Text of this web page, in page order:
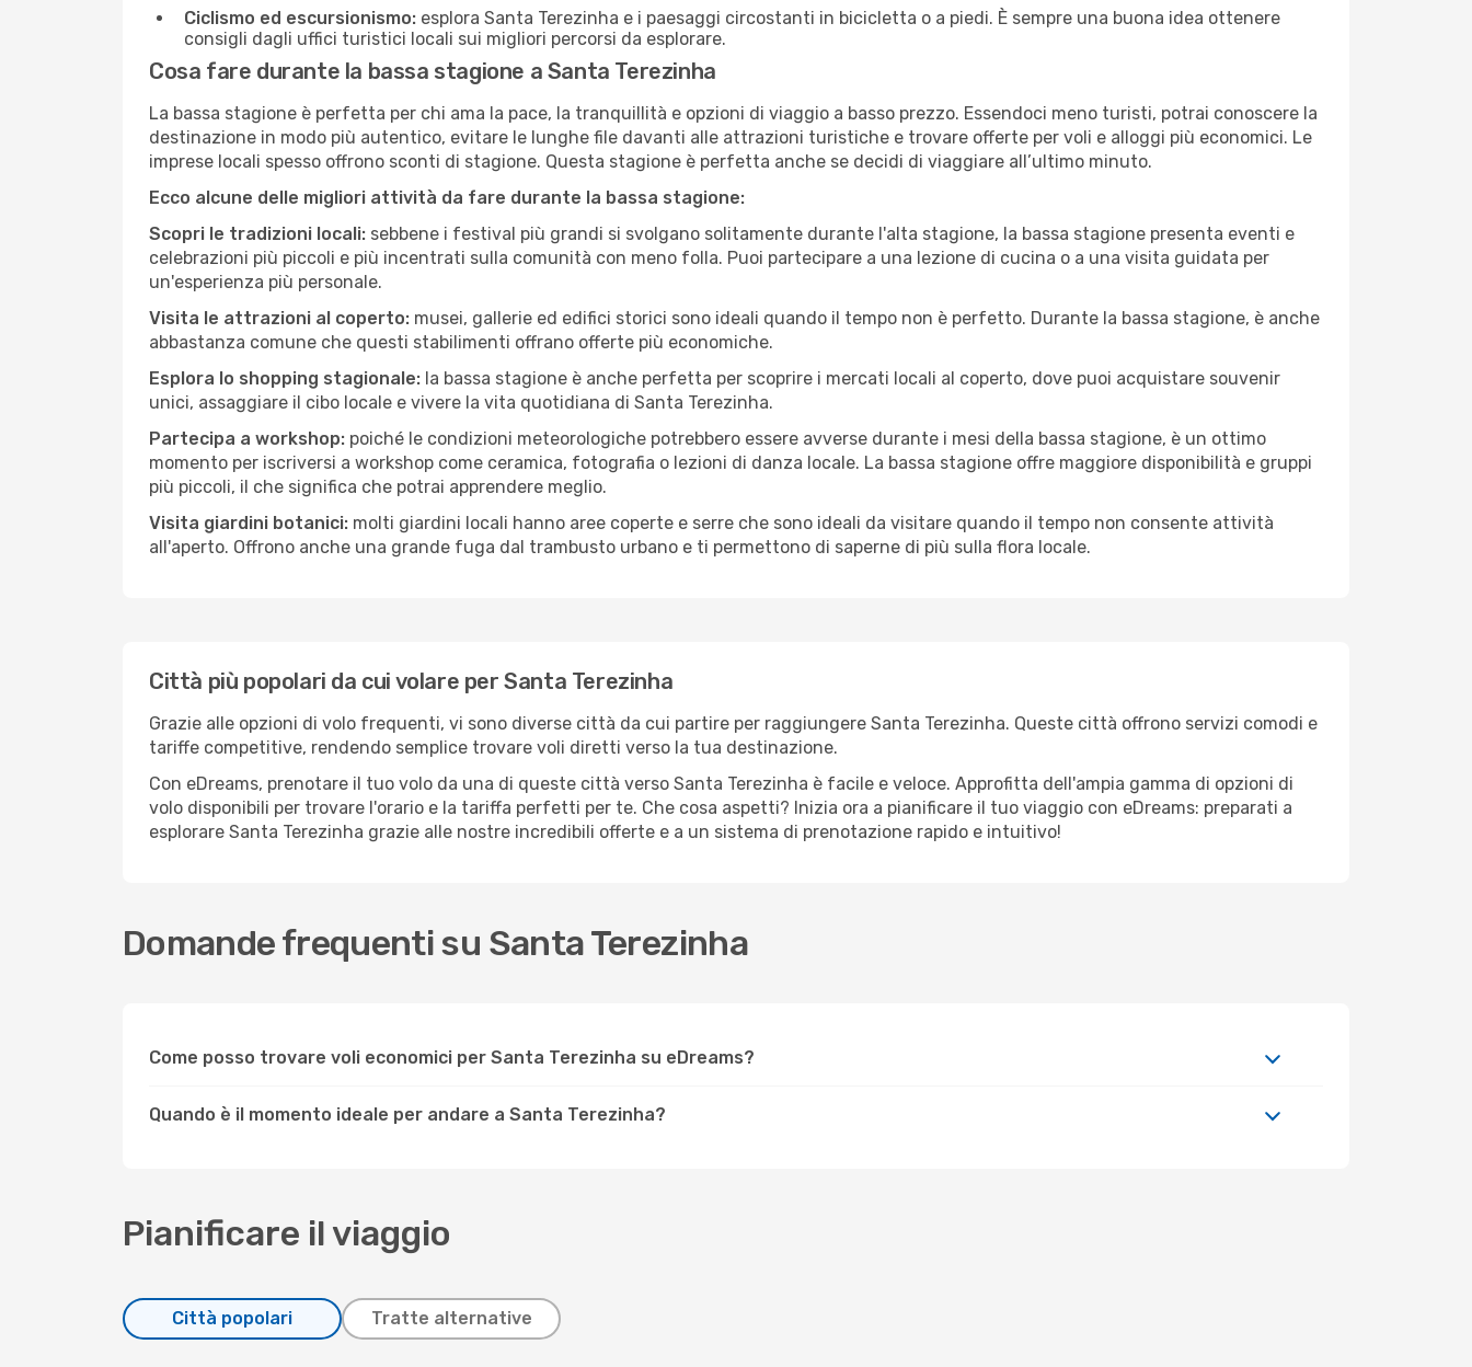
Ciclismo ed escursionismo: esplora Santa Terezinha e i paesaggi circostanti in bicicletta o a piedi. È sempre una buona idea ottenere
consigli dagli uffici turistici locali sui migliori percorsi da esplorare.
Cosa fare durante la bassa stagione a Santa Terezinha
La bassa stagione è perfetta per chi ama la pace, la tranquillità e opzioni di viaggio a basso prezzo. Essendoci meno turisti, potrai conoscere la
destinazione in modo più autentico, evitare le lunghe file davanti alle attrazioni turistiche e trovare offerte per voli e alloggi più economici. Le
imprese locali spesso offrono sconti di stagione. Questa stagione è perfetta anche se decidi di viaggiare all’ultimo minuto.
Ecco alcune delle migliori attività da fare durante la bassa stagione:
Scopri le tradizioni locali: sebbene i festival più grandi si svolgano solitamente durante l'alta stagione, la bassa stagione presenta eventi e
celebrazioni più piccoli e più incentrati sulla comunità con meno folla. Puoi partecipare a una lezione di cucina o a una visita guidata per
un'esperienza più personale.
Visita le attrazioni al coperto: musei, gallerie ed edifici storici sono ideali quando il tempo non è perfetto. Durante la bassa stagione, è anche
abbastanza comune che questi stabilimenti offrano offerte più economiche.
Esplora lo shopping stagionale: la bassa stagione è anche perfetta per scoprire i mercati locali al coperto, dove puoi acquistare souvenir
unici, assaggiare il cibo locale e vivere la vita quotidiana di Santa Terezinha.
Partecipa a workshop: poiché le condizioni meteorologiche potrebbero essere avverse durante i mesi della bassa stagione, è un ottimo
momento per iscriversi a workshop come ceramica, fotografia o lezioni di danza locale. La bassa stagione offre maggiore disponibilità e gruppi
più piccoli, il che significa che potrai apprendere meglio.
Visita giardini botanici: molti giardini locali hanno aree coperte e serre che sono ideali da visitare quando il tempo non consente attività
all'aperto. Offrono anche una grande fuga dal trambusto urbano e ti permettono di saperne di più sulla flora locale.
Città più popolari da cui volare per Santa Terezinha
Grazie alle opzioni di volo frequenti, vi sono diverse città da cui partire per raggiungere Santa Terezinha. Queste città offrono servizi comodi e
tariffe competitive, rendendo semplice trovare voli diretti verso la tua destinazione.
Con eDreams, prenotare il tuo volo da una di queste città verso Santa Terezinha è facile e veloce. Approfitta dell'ampia gamma di opzioni di
volo disponibili per trovare l'orario e la tariffa perfetti per te. Che cosa aspetti? Inizia ora a pianificare il tuo viaggio con eDreams: preparati a
esplorare Santa Terezinha grazie alle nostre incredibili offerte e a un sistema di prenotazione rapido e intuitivo!
Domande frequenti su Santa Terezinha
Come posso trovare voli economici per Santa Terezinha su eDreams?
Quando è il momento ideale per andare a Santa Terezinha?
Pianificare il viaggio
Città popolari Tratte alternative